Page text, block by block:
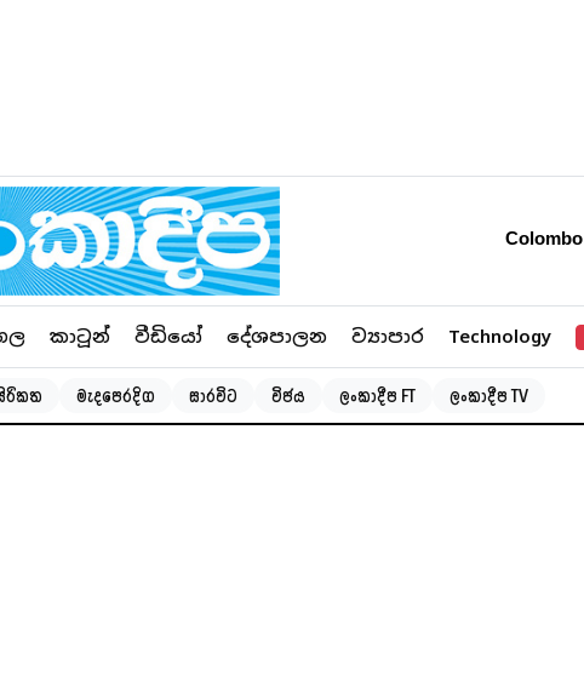
Colombo
කාටූන් වීඩියෝ දේශපාලන ව්‍යාපාර Technology
මැදපෙරදිග සාරවිට විජය ලංකාදීප FT ලංකාදීප TV